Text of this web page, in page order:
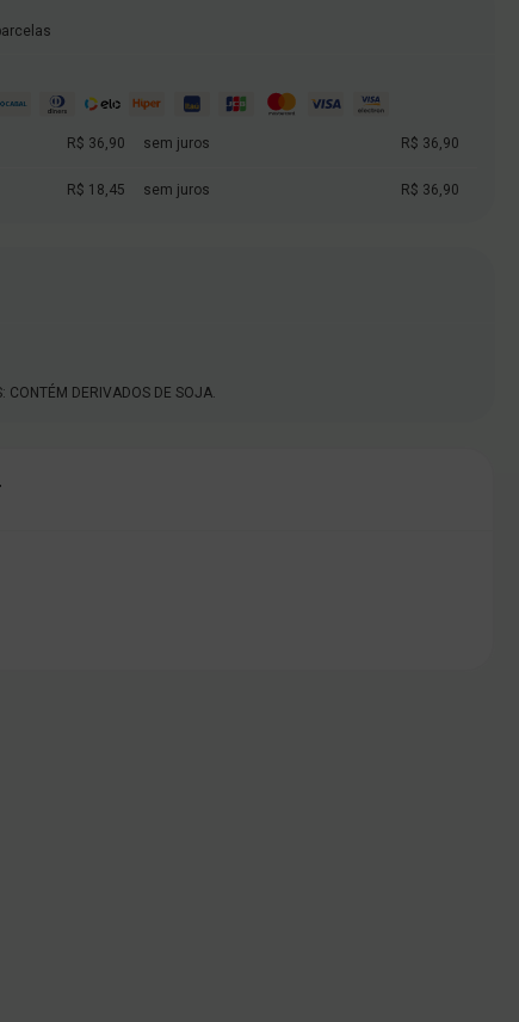
R$ 36,90 sem juros R$ 36,90
R$ 18,45 sem juros R$ 36,90
CONTÉM DERIVADOS DE SOJA.